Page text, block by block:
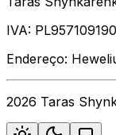
IVA:
Endereço:
2026 Taras